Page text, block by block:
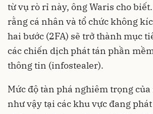
từ vụ rò rỉ này, ông Waris cho
rằng cá nhân và tổ chức không
hai bước (2FA) sẽ trở thành mục
các chiến dịch phát tán phần
thông tin (infostealer).
Mức độ tàn phá nghiêm trọng
như vậy tại các khu vực đang